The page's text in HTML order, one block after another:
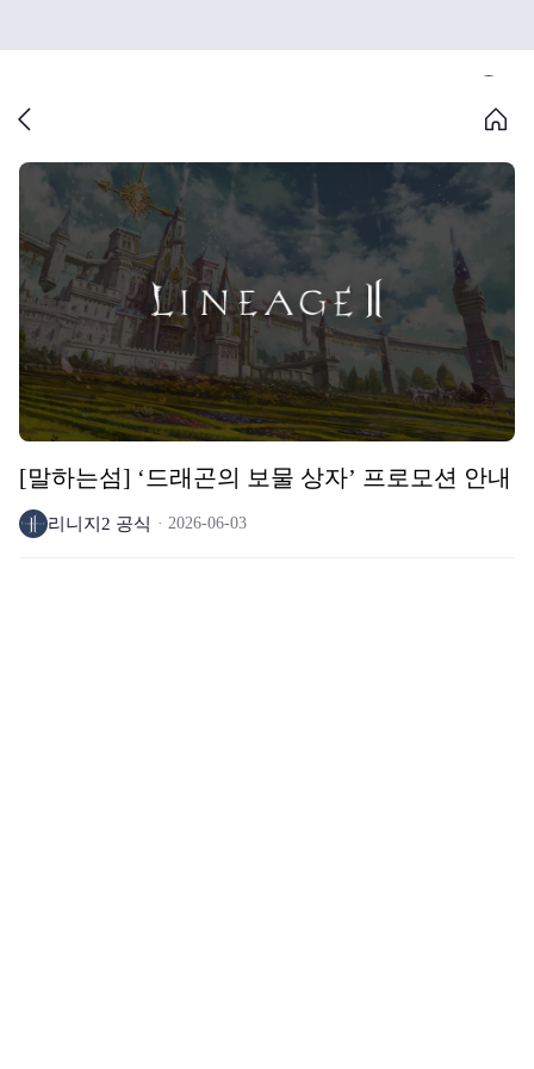
[말하는섬] ‘드래곤의 보물 상자’ 프로모션 안내
리니지2 공식 2026-06-03